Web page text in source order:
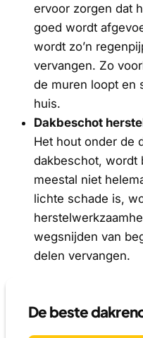
ervoor zorgen dat
goed wordt
wordt zo’n
vervangen. Zo
de muren loopt en
huis.
Dakbeschot
Het hout onder de
dakbeschot, wordt
meestal niet
lichte schade is,
wegsnijden van
delen vervangen.
De beste